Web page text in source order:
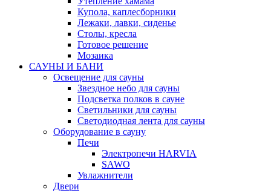
Купола, каплесборники
Лежаки, лавки, сиденье
Столы, кресла
Готовое решение
Мозаика
САУНЫ И БАНИ
Освещение для сауны
Звездное небо для сауны
Подсветка полков в сауне
Светильники для сауны
Светодиодная лента для сауны
Оборудование в сауну
Печи
Электропечи HARVIA
SAWO
Увлажнители
Двери